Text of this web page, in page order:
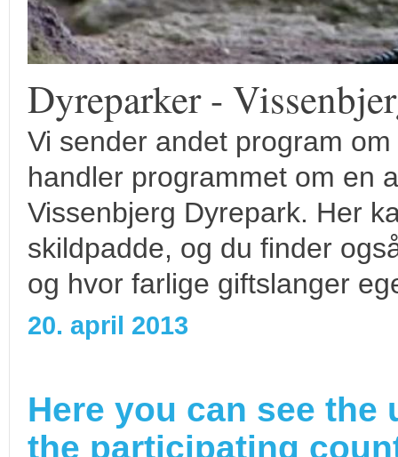
Dyreparker -
Vi sender andet program
handler programmet om en
Vissenbjerg Dyrepark. Her
skildpadde, og du finder
og hvor farlige giftslanger
20. april 2013
Here you can see
the participating